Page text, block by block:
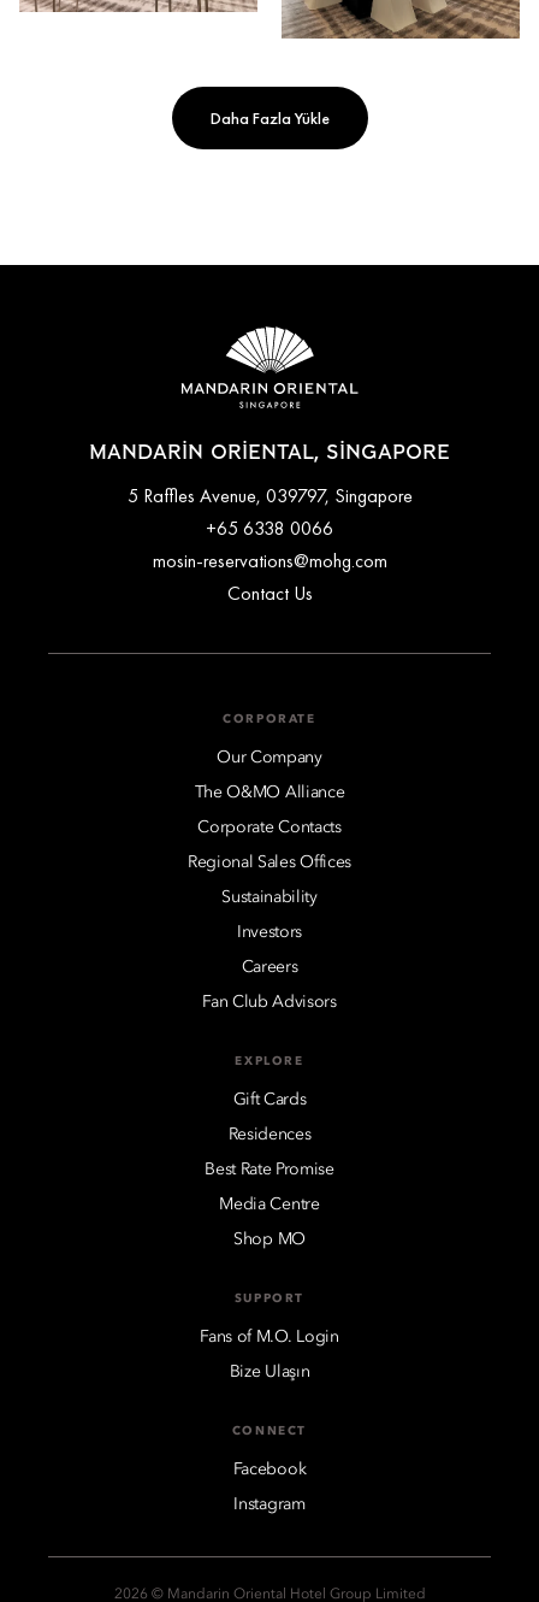
Daha Fazla Yükle
MANDARIN ORIENTAL, SINGAPORE
5 Raffles Avenue, 039797, Singapore
+65 6338 0066
mosin-reservations@mohg.com
Contact Us
CORPORATE
Our Company
The O&MO Alliance
Corporate Contacts
Regional Sales Offices
Sustainability
Investors
Careers
Fan Club Advisors
EXPLORE
Gift Cards
Residences
Best Rate Promise
Media Centre
Shop MO
SUPPORT
Fans of M.O. Login
Bize Ulaşın
CONNECT
Facebook
Instagram
2026 © Mandarin Oriental Hotel Group Limited